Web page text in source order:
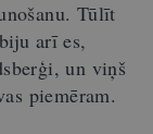
Tūlīt
arī es,
un viņš
piemēram.